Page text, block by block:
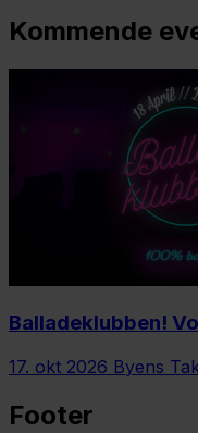
Kommende
Balladeklubben!
17. okt 2026 Byens
Footer